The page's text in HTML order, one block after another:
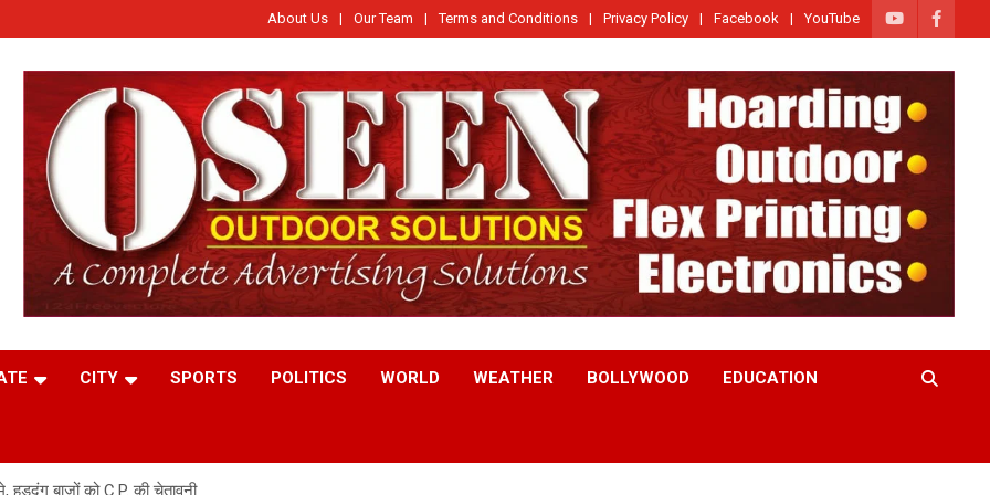
About Us Our Team Terms and Conditions Privacy Policy Facebook YouTube
CITY SPORTS POLITICS WORLD WEATHER BOLLYWOOD EDUCATION
बाज़ों क़ो C.P. की चेतावनी